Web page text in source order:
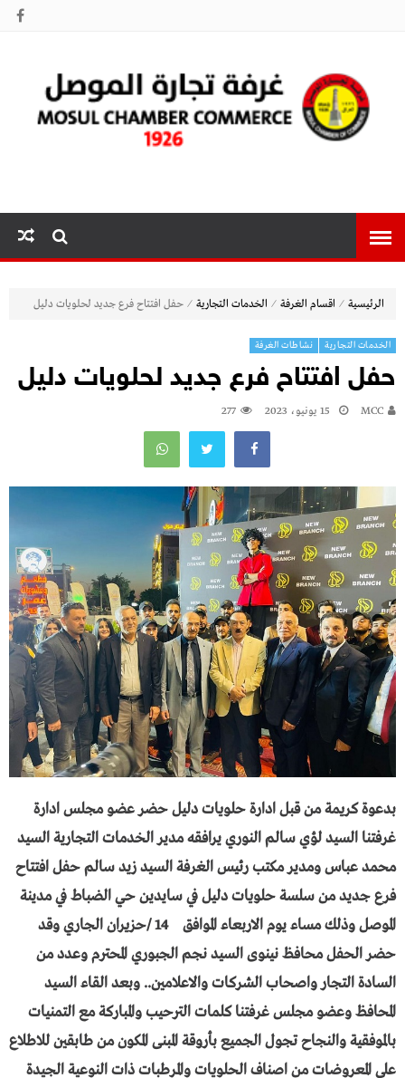
الموصل
الرئيسية ⁄ اقسام الغرفة ⁄ الخدمات التجارية ⁄ حفل افتتاح فرع جديد لحلويات دليل
الخدمات التجارية نشاطات الغرفة
حفل افتتاح فرع جديد لحلويات دليل
MCC 15 يونيو، 2023 277
بدعوة كريمة من قبل ادارة حلويات دليل حضر عضو مجلس ادارة
غرفتنا السيد لؤي سالم النوري يرافقه مدير الخدمات التجارية السيد
محمد عباس ومدير مكتب رئيس الغرفة السيد زيد سالم حفل افتتاح
فرع جديد من سلسة حلويات دليل في سايدين حي الضباط في مدينة
الموصل وذلك مساء يوم الاربعاء الموافق 14 /حزيران الجاري وقد
حضر الحفل محافظ نينوى السيد نجم الجبوري المحترم وعدد من
السادة التجار واصحاب الشركات والاعلامين.. وبعد القاء السيد
المحافظ وعضو مجلس غرفتنا كلمات الترحيب والمباركة مع التمنيات
بالموفقية والنجاح تجول الجميع بأروقة المبنى المكون من طابقين للاطلاع
على المعروضات من اصناف الحلويات والمرطبات ذات النوعية الجيدة